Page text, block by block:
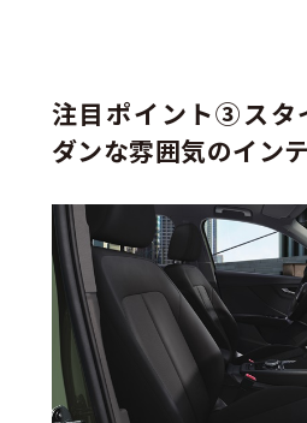
注目ポイント③スタ
ダンな雰囲気のイン